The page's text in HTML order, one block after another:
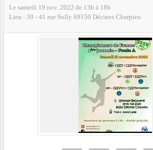
Le samedi 19 nov. 2022 de 13h à 18h
Lieu : 39 - 41 rue Sully 69150 Décines Charpieu